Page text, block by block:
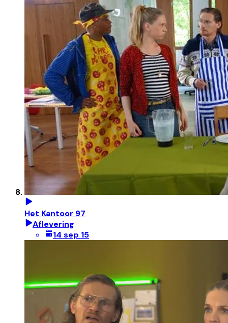
Het Kantoor 97
Aflevering
14 sep 15